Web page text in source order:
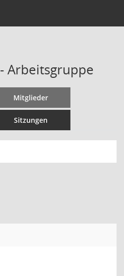
Arbeitsgruppe
Mitglieder
Sitzungen